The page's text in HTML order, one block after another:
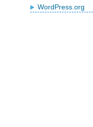
WordPress.org